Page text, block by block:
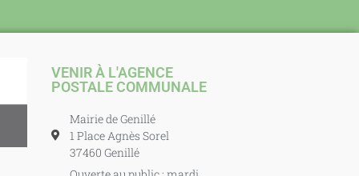
VENIR À L'AGENCE
POSTALE COMMUNALE
Mairie de Genillé
1 Place Agnès Sorel
37460 Genillé